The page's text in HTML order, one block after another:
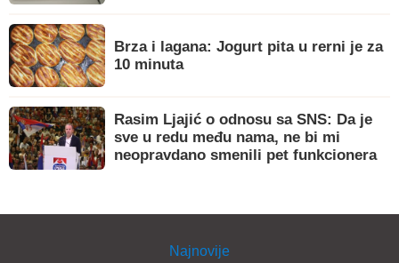
Brza i lagana: Jogurt pita u rerni je za
10 minuta
Rasim Ljajić o odnosu sa SNS: Da je
sve u redu među nama, ne bi mi
neopravdano smenili pet funkcionera
Najnovije